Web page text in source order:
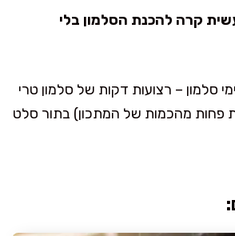
קרה להכנת הסלמון בלי
סלמון – רצועות דקות של סלמון טרי
פחות מהכמות של המתכון) בתור סלט